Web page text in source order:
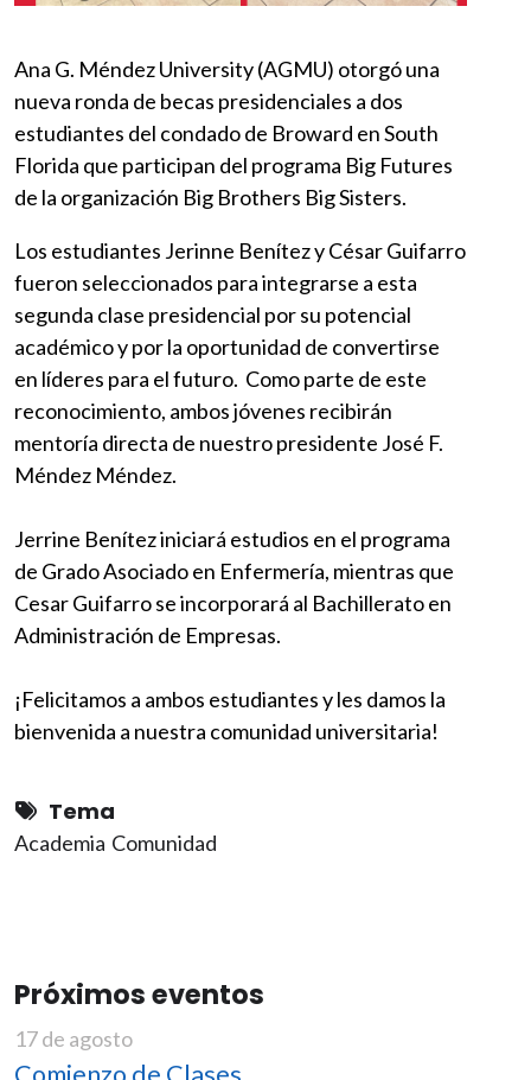
Ana G. Méndez University (AGMU) otorgó una
nueva ronda de becas presidenciales a dos
estudiantes del condado de Broward en South
Florida que participan del programa Big Futures
de la organización Big Brothers Big Sisters.
Los estudiantes Jerinne Benítez y César Guifarro
fueron seleccionados para integrarse a esta
segunda clase presidencial por su potencial
académico y por la oportunidad de convertirse
en líderes para el futuro. Como parte de este
reconocimiento, ambos jóvenes recibirán
mentoría directa de nuestro presidente José F.
Méndez Méndez.
Jerrine Benítez iniciará estudios en el programa
de Grado Asociado en Enfermería, mientras que
Cesar Guifarro se incorporará al Bachillerato en
Administración de Empresas.
¡Felicitamos a ambos estudiantes y les damos la
bienvenida a nuestra comunidad universitaria!
Tema
Academia Comunidad
Próximos eventos
17 de agosto